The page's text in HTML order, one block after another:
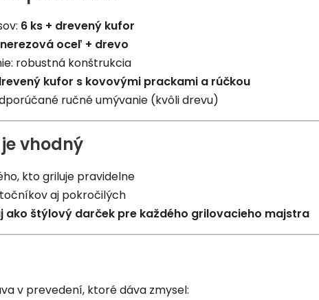
6 ks + drevený kufor
nerezová oceľ + drevo
robustná konštrukcia
kufor s kovovými prackami a rúčkou
ručné umývanie (kvôli drevu)
vhodný
kto griluje pravidelne
aj pokročilých
ako štýlový darček pre každého grilovacieho majstra
v prevedení, ktoré dáva zmysel: